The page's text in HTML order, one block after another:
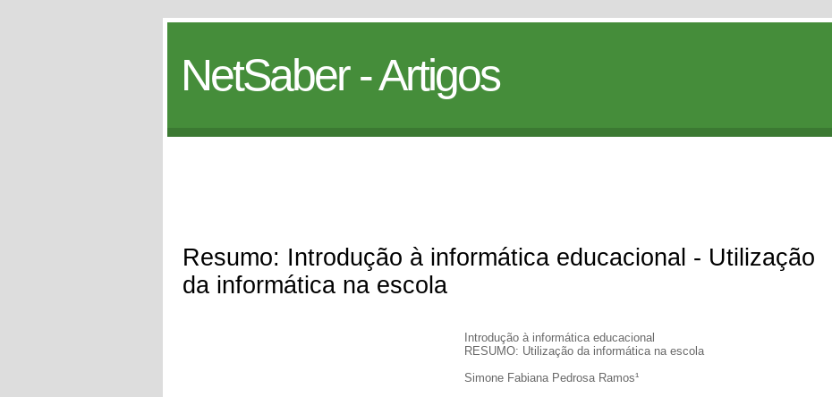
NetSaber - Artigos
Resumo: Introdução à informática educacional - Utilização
da informática na escola
Introdução à informática educacional
RESUMO: Utilização da informática na escola
Simone Fabiana Pedrosa Ramos¹